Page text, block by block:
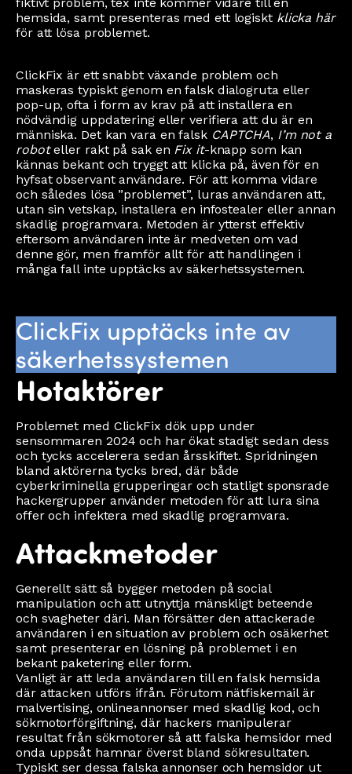
hemsida, samt presenteras med ett logiskt klicka här
för att lösa problemet.
ClickFix är ett snabbt växande problem och
maskeras typiskt genom en falsk dialogruta eller
pop-up, ofta i form av krav på att installera en
nödvändig uppdatering eller verifiera att du är en
människa. Det kan vara en falsk CAPTCHA, I’m not a
roboteller rakt på sak en Fix it-knapp som kan
kännas bekant och tryggt att klicka på, även för en
hyfsat observant användare. För att komma vidare
och således lösa ”problemet”, luras användaren att,
utan sin vetskap, installera en infostealer eller annan
skadlig programvara. Metoden är ytterst effektiv
eftersom användaren inte är medveten om vad
denne gör, men framför allt för att handlingen i
många fall inte upptäcks av säkerhetssystemen.
ClickFix upptäcks inte av
säkerhetssystemen
Hotaktörer
Problemet med ClickFix dök upp under
sensommaren 2024 och har ökat stadigt sedan dess
och tycks accelerera sedan årsskiftet. Spridningen
bland aktörerna tycks bred, där både
cyberkriminella grupperingar och statligt sponsrade
hackergrupper använder metoden för att lura sina
offer och infektera med skadlig programvara.
Attackmetoder
Generellt sätt så bygger metoden på social
manipulation och att utnyttja mänskligt beteende
och svagheter däri. Man försätter den attackerade
användaren i en situation av problem och osäkerhet
samt presenterar en lösning på problemet i en
bekant paketering eller form.
Vanligt är att leda användaren till en falsk hemsida
där attacken utförs ifrån. Förutom nätfiskemail är
malvertising, onlineannonser med skadlig kod, och
sökmotorförgiftning, där hackers manipulerar
resultat från sökmotorer så att falska hemsidor med
onda uppsåt hamnar överst bland sökresultaten.
Typiskt ser dessa falska annonser och hemsidor ut